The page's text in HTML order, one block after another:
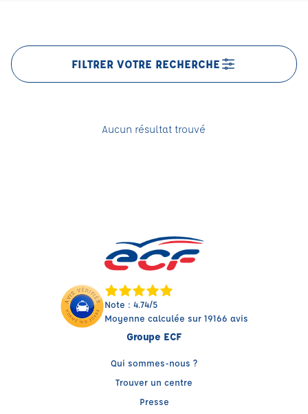
FILTRER VOTRE RECHERCHE
Aucun résultat trouvé
Note : 4.74/5
Moyenne calculée sur 19166 avis
Groupe ECF
Qui sommes-nous ?
Trouver un centre
Presse